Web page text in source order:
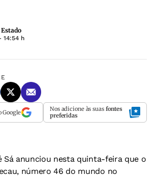
14:54 h
Google Nos adicione às suas fontes
preferidas
Sá anunciou nesta quinta-feira que o
número 46 do mundo no